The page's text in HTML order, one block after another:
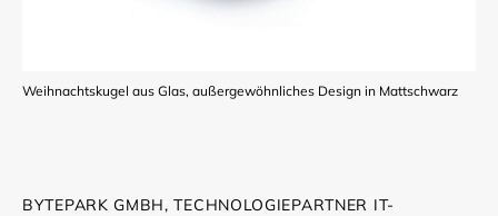
Weihnachtskugel aus Glas, außergewöhnliches Design in Mattschwarz
BYTEPARK GMBH, TECHNOLOGIEPARTNER IT-